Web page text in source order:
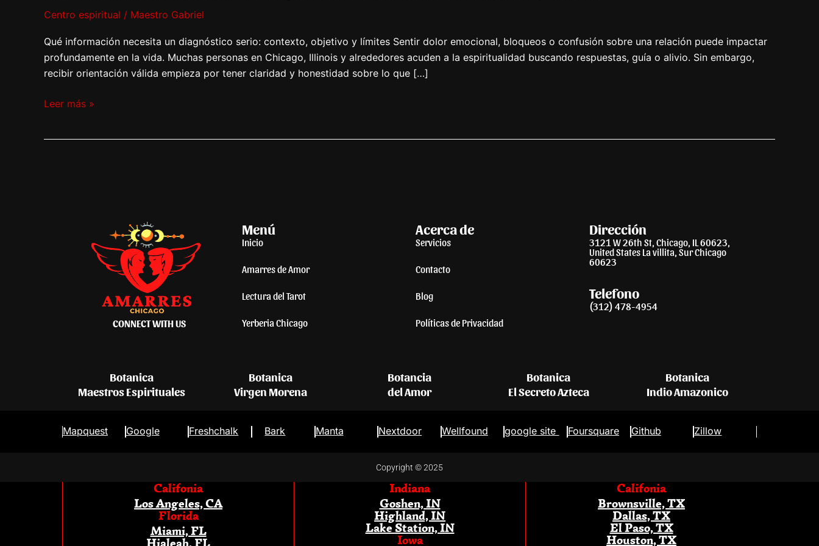
Centro espiritual / Maestro Gabriel
Qué información necesita un diagnóstico serio: contexto, objetivo y límites Sentir dolor emocional, bloqueos o confusión sobre una relación puede impactar
profundamente en la vida. Muchas personas en Chicago, Illinois y alrededores acuden a la espiritualidad buscando respuestas, guía o alivio. Sin embargo,
recibir orientación válida empieza por tener claridad y honestidad sobre lo que […]
Leer más »
CONNECT WITH US
Menú
Inicio
Amarres de Amor
Lectura del Tarot
Yerberia Chicago
Acerca de
Servicios
Contacto
Blog
Políticas de Privacidad
Dirección
3121 W 26th St, Chicago, IL 60623,
United States La villita, Sur Chicago
60623
Telefono
(312) 478-4954
Botanica
Maestros Espirituales
Botanica
Virgen Morena
Botancia
del Amor
Botanica
El Secreto Azteca
Botanica
Indio Amazonico
Mapquest Google Freshchalk Bark Manta Nextdoor Wellfound google site Foursquare Github Zillow
Copyright © 2025
Califonia
Los Angeles, CA
Florida
Miami, FL
Hialeah, FL
Indiana
Goshen, IN
Highland, IN
Lake Station, IN
Iowa
Califonia
Brownsville, TX
Dallas, TX
El Paso, TX
Houston, TX